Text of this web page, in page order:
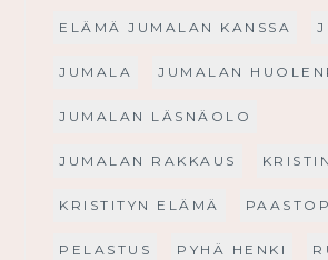
ELÄMÄ JUMALAN KANSSA
JUMALA JUMALAN
JUMALAN LÄSNÄOLO
JUMALAN RAKKAUS
KRISTITYN ELÄMÄ
PELASTUS PYHÄ HENKI